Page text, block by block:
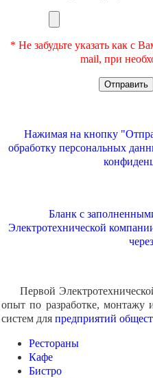
* Не забудьте указать как с
mail, при
Нажимая на кнопку
обработку персональных
Бланк с
Электротехнической
Первой
опыт по разработке, монтажу
систем для предприятий
Рестораны
Кафе
Бистро